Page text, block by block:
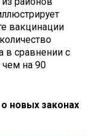
вакцинации
в сравнении с
на 90
новых законах